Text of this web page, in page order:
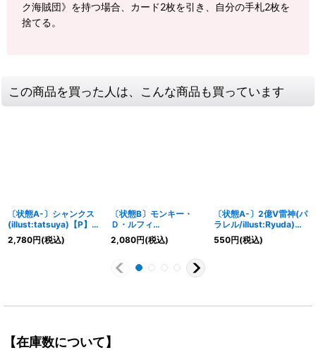
ク海賊団》を持つ場合、カード2枚を引き、自分の手札2枚を
捨てる。
この商品を買った人は、こんな商品も買っています
〔状態A-〕シャンクス
(illust:tatsuya)【P】
{P-097}
2,780円(税込)
〔状態B〕モンキー・
Ｄ・ルフィ
(llust:Anderson)
【SEC】{OP13-118}
2,080円(税込)
〔状態A-〕2億V雷神(パ
ラレル/illust:Ryuda)
【R/P】{OP05-115}
550円(税込)
【在庫数について】